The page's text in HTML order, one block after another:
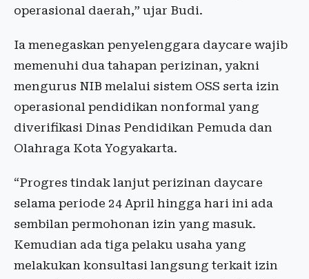
operasional daerah,” ujar Budi.
Ia menegaskan penyelenggara daycare wajib
memenuhi dua tahapan perizinan, yakni
mengurus NIB melalui sistem OSS serta izin
operasional pendidikan nonformal yang
diverifikasi Dinas Pendidikan Pemuda dan
Olahraga Kota Yogyakarta.
“Progres tindak lanjut perizinan daycare
selama periode 24 April hingga hari ini ada
sembilan permohonan izin yang masuk.
Kemudian ada tiga pelaku usaha yang
melakukan konsultasi langsung terkait izin